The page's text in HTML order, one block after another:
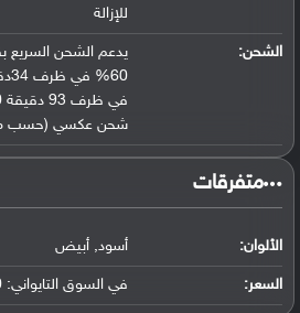
للإزالة
الشحن:
شحن عكسي (حسب ما
‏متفرقات‏
الألوان: أسود, أبيض
السعر: في السوق التايواني: 950 دولار أو 800 يورو